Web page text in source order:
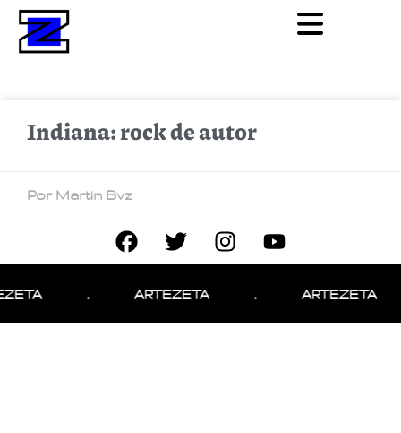
Indiana: rock de autor
Por Martin Bvz
ARTEZETA ARTEZETA